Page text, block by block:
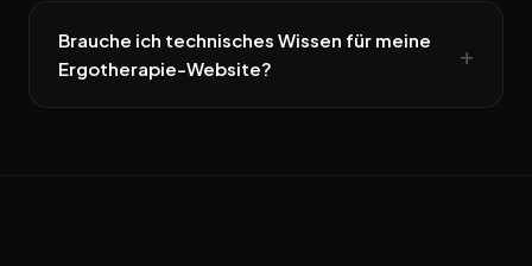
Brauche ich technisches Wissen für meine
Ergotherapie-Website?